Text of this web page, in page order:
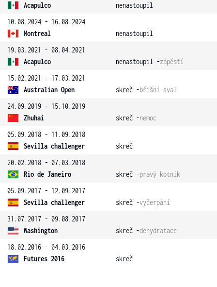
Acapulco
nenastoupil
10.08.2024 - 16.08.2024
Montreal
nenastoupil
19.03.2021 - 08.04.2021
Acapulco
nenastoupil -zápěstí
15.02.2021 - 17.03.2021
Australian Open
skreč -břišní sval
24.09.2019 - 15.10.2019
Zhuhai
skreč -nemoc
05.09.2018 - 11.09.2018
Sevilla challenger
skreč
20.02.2018 - 07.03.2018
Rio de Janeiro
skreč -pravý kotník
05.09.2017 - 12.09.2017
Sevilla challenger
skreč -vyčerpání
31.07.2017 - 09.08.2017
Washington
skreč -dehydratace
18.02.2016 - 04.03.2016
Futures 2016
skreč